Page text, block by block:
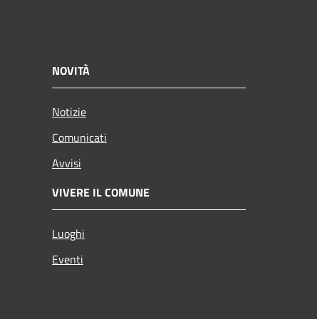
NOVITÀ
Notizie
Comunicati
Avvisi
VIVERE IL COMUNE
Luoghi
Eventi